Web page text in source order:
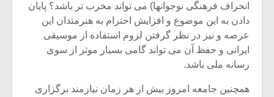
انحراف فرهنگی نوجوانها) می تواند مخرب تر باشد؟ پایان
دادن به این موضوع و افزایش احترام به هنرمندان این
عرصه و نیز در نظر گرفتن لزوم استفاده از موسیقی
ایرانی و حفظ آن می تواند گامی بسیار موثر از سوی
رسانه ملی باشد.
همچنین جامعه امروز بیش از هر زمان نیازمند برگزاری